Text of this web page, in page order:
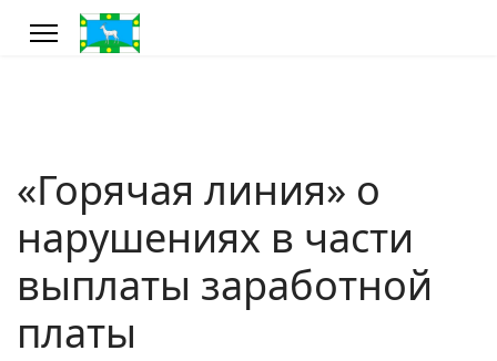
«Горячая линия» о
нарушениях в части
выплаты заработной
платы